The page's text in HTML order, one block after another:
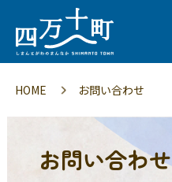
HOME お問い合わせ
お問い合わせ